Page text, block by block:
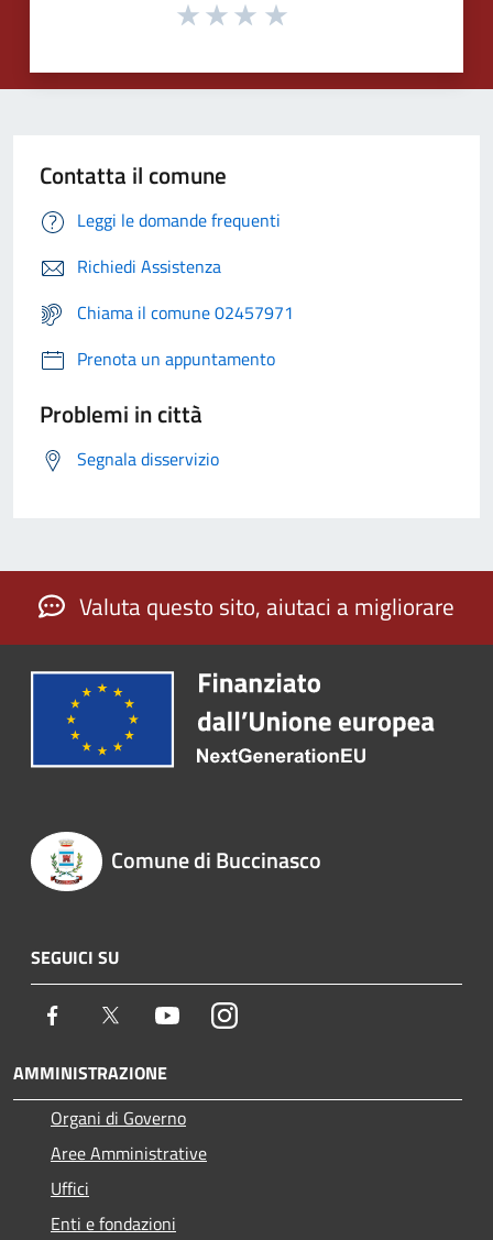
Contatta il comune
Leggi le domande frequenti
Richiedi Assistenza
Chiama il comune 02457971
Prenota un appuntamento
Problemi in città
Segnala disservizio
Valuta questo sito, aiutaci a migliorare
Comune di Buccinasco
SEGUICI SU
Facebook Twitter YoutubeInstagram
AMMINISTRAZIONE
Organi di Governo
Aree Amministrative
Uffici
Enti e fondazioni